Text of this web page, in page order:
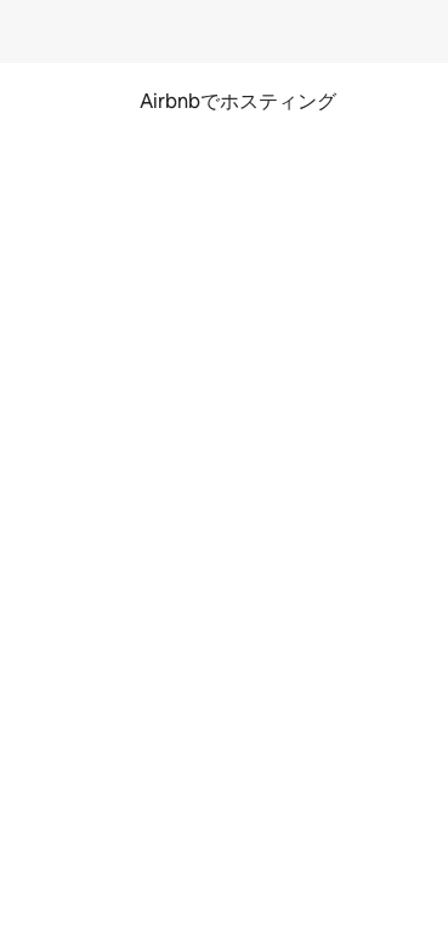
Airbnbでホスティング